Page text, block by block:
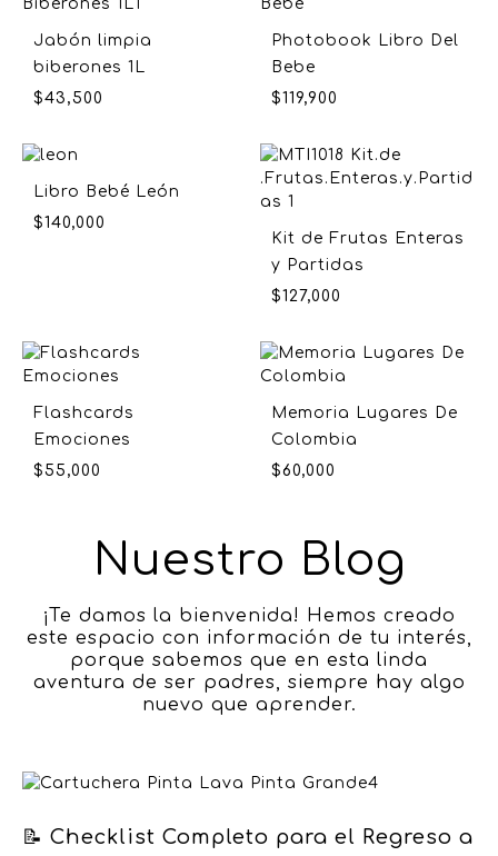
Jabón limpia
biberones 1L
$43,500
Photobook Libro Del
Bebe
$119,900
Libro Bebé León
$140,000
Kit de Frutas Enteras
y Partidas
$127,000
Flashcards
Emociones
$55,000
Memoria Lugares De
Colombia
$60,000
Nuestro Blog
¡Te damos la bienvenida! Hemos creado
este espacio con información de tu interés,
porque sabemos que en esta linda
aventura de ser padres, siempre hay algo
nuevo que aprender.
📝 Checklist Completo para el Regreso a